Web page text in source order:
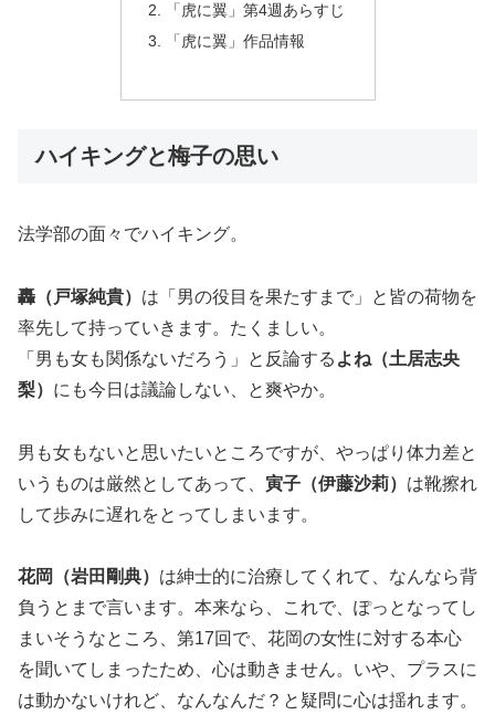
「虎に翼」第4週あらすじ
「虎に翼」作品情報
ハイキングと梅子の思い
法学部の面々でハイキング。
轟（戸塚純貴） は「男の役目を果たすまで」と皆の荷物を
率先して持っていきます。たくましい。
「男も女も関係ないだろう」と反論する よね（土居志央
梨） にも今日は議論しない、と爽やか。
男も女もないと思いたいところですが、やっぱり体力差と
いうものは厳然としてあって、 寅子（伊藤沙莉） は靴擦れ
して歩みに遅れをとってしまいます。
花岡（岩田剛典） は紳士的に治療してくれて、なんなら背
負うとまで言います。本来なら、これで、ぽっとなってし
まいそうなところ、第17回で、花岡の女性に対する本心
を聞いてしまったため、心は動きません。いや、プラスに
は動かないけれど、なんなんだ？と疑問に心は揺れます。